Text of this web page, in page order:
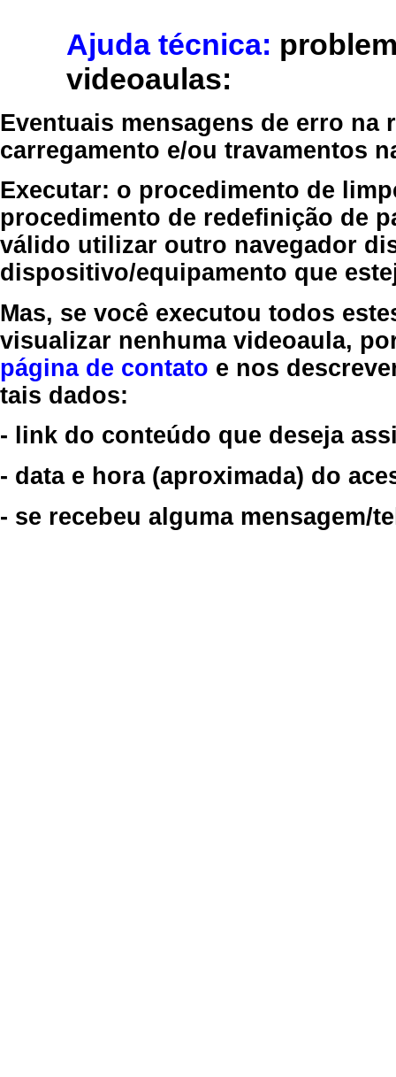
Ajuda técnica:
videoaulas:
Eventuais mensagens de erro
carregamento e/ou travamentos
Executar: o procedimento de
procedimento de redefinição de
válido utilizar outro navegador
dispositivo/equipamento que
Mas, se você executou todos
visualizar nenhuma videoaula,
página de contato e nos
tais dados:
- link do conteúdo que deseja
- data e hora (aproximada) do
- se recebeu alguma mensagem/